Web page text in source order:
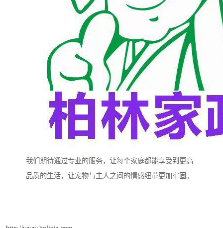
我们期待通过专业的服务，让每个家庭都能享受到更高
品质的生活，让宠物与主人之间的情感纽带更加牢固。